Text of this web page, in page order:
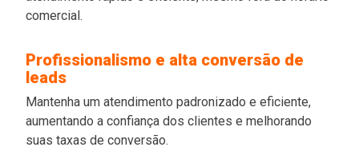
comercial.
Profissionalismo e alta conversão de
leads
Mantenha um atendimento padronizado e eficiente,
aumentando a confiança dos clientes e melhorando
suas taxas de conversão.